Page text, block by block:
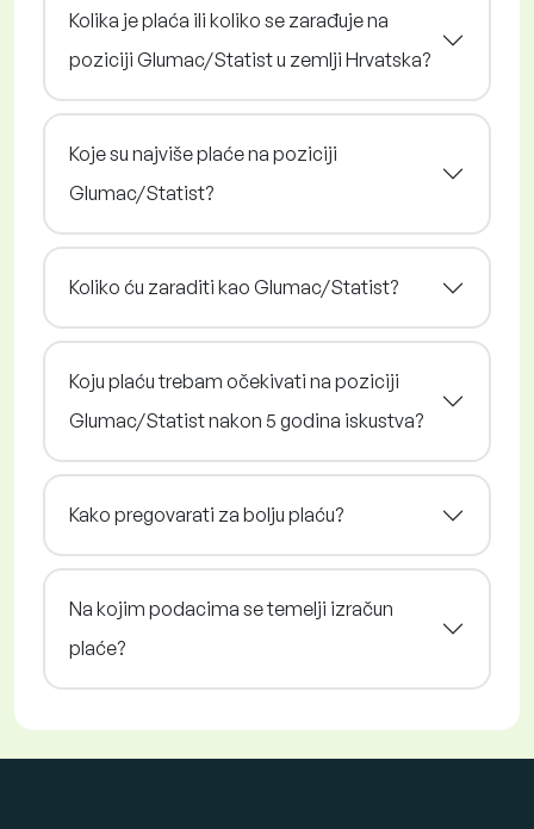
Kolika je plaća ili koliko se zarađuje na
poziciji Glumac/Statist u zemlji Hrvatska?
Koje su najviše plaće na poziciji
Glumac/Statist?
Koliko ću zaraditi kao Glumac/Statist?
Koju plaću trebam očekivati na poziciji
Glumac/Statist nakon 5 godina iskustva?
Kako pregovarati za bolju plaću?
Na kojim podacima se temelji izračun
plaće?